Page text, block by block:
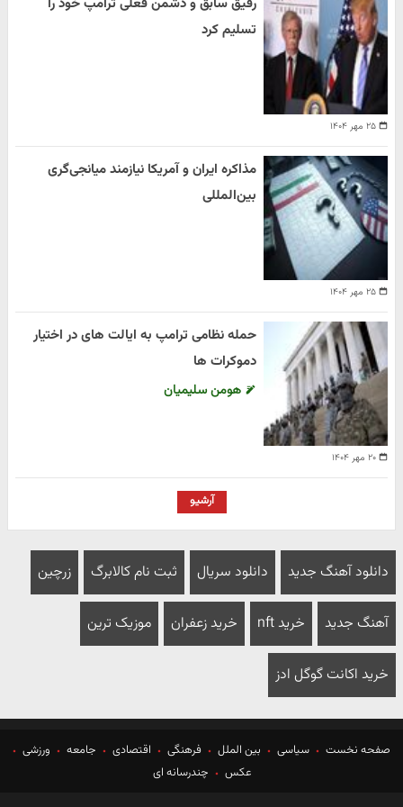
۲۵ مهر ۱۴۰۴
تسلیم کرد
۲۵ مهر ۱۴۰۴
مذاکره ایران و آمریکا نیازمند میانجی‌گری
بین‌المللی
۲۰ مهر ۱۴۰۴
حمله نظامی ترامپ به ایالت های در اختیار
دموکرات ها
هومن سلیمیان
آرشیو
دانلود آهنگ جدید دانلود سریال ثبت نام کالابرگ زرچین
آهنگ جدید خرید nft خرید زعفران موزیک ترین
خرید اکانت گوگل ادز
صفحه نخست سیاسی بین الملل فرهنگی اقتصادی جامعه
ورزشی
عکس
چندرسانه ای